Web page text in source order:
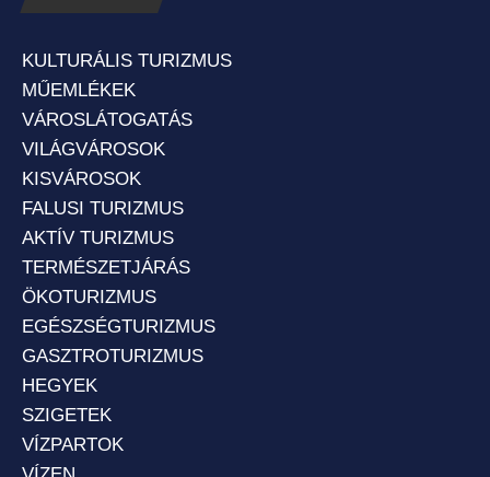
KULTURÁLIS TURIZMUS
MŰEMLÉKEK
VÁROSLÁTOGATÁS
VILÁGVÁROSOK
KISVÁROSOK
FALUSI TURIZMUS
AKTÍV TURIZMUS
TERMÉSZETJÁRÁS
ÖKOTURIZMUS
EGÉSZSÉGTURIZMUS
GASZTROTURIZMUS
HEGYEK
SZIGETEK
VÍZPARTOK